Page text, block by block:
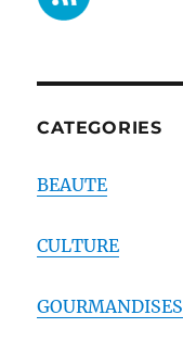
CATEGORIES
BEAUTE
CULTURE
GOURMANDISES